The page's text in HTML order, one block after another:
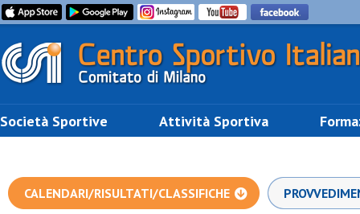
Società Sportive Attività Sportiva
CALENDARI/RISULTATI/CLASSIFICHE